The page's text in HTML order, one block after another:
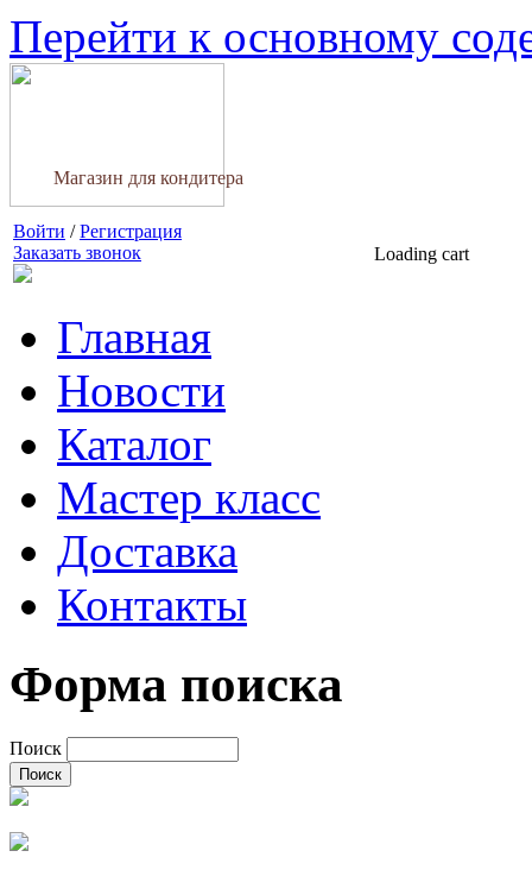
Перейти к основному
Магазин для кондитера
Войти /Регистрация
Заказать звонок
Loading cart
Главная
Новости
Каталог
Мастер класс
Доставка
Контакты
Форма поиска
Поиск